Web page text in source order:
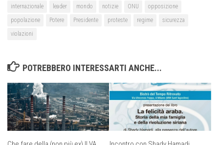
internazionale leader mondo notizie ONU
opposizione
popolazione
Potere Presidente proteste regime
sicurezza
violazioni
POTREBBERO INTERESSARTI ANCHE...